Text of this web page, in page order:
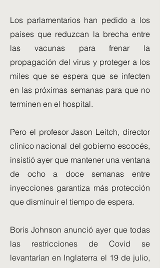
Los parlamentarios han pedido a los
países que reduzcan la brecha entre
las vacunas para frenar la
propagación del virus y proteger a los
miles que se espera que se infecten
en las próximas semanas para que no
terminen en el hospital.
Pero el profesor Jason Leitch, director
clínico nacional del gobierno escocés,
insistió ayer que mantener una ventana
de ocho a doce semanas entre
inyecciones garantiza más protección
que disminuir el tiempo de espera.
Boris Johnson anunció ayer que todas
las restricciones de Covid se
levantarían en Inglaterra el 19 de julio,